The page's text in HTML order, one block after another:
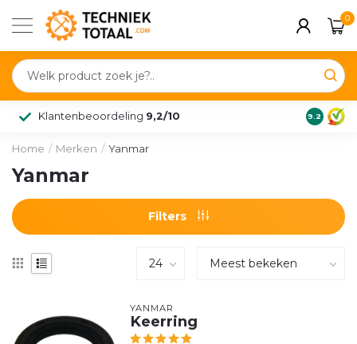
0
Klantenbeoordeling 9,2/10 9.2
Home / Merken / Yanmar
Yanmar
Filters
YANMAR
Keerring